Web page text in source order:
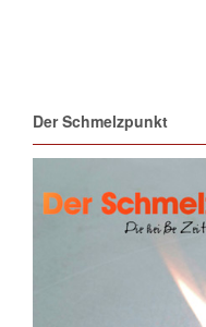
Der Schmelzpunkt